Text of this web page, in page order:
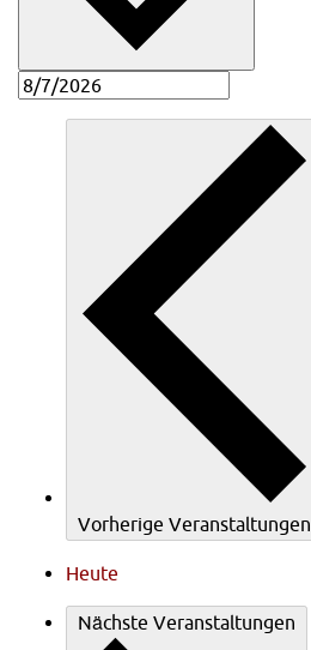
Vorherige Veranstaltungen
Heute
Nächste Veranstaltungen